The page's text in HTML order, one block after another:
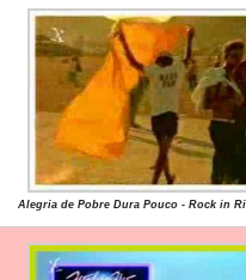
Alegria de Pobre Dura Pouco - Rock in